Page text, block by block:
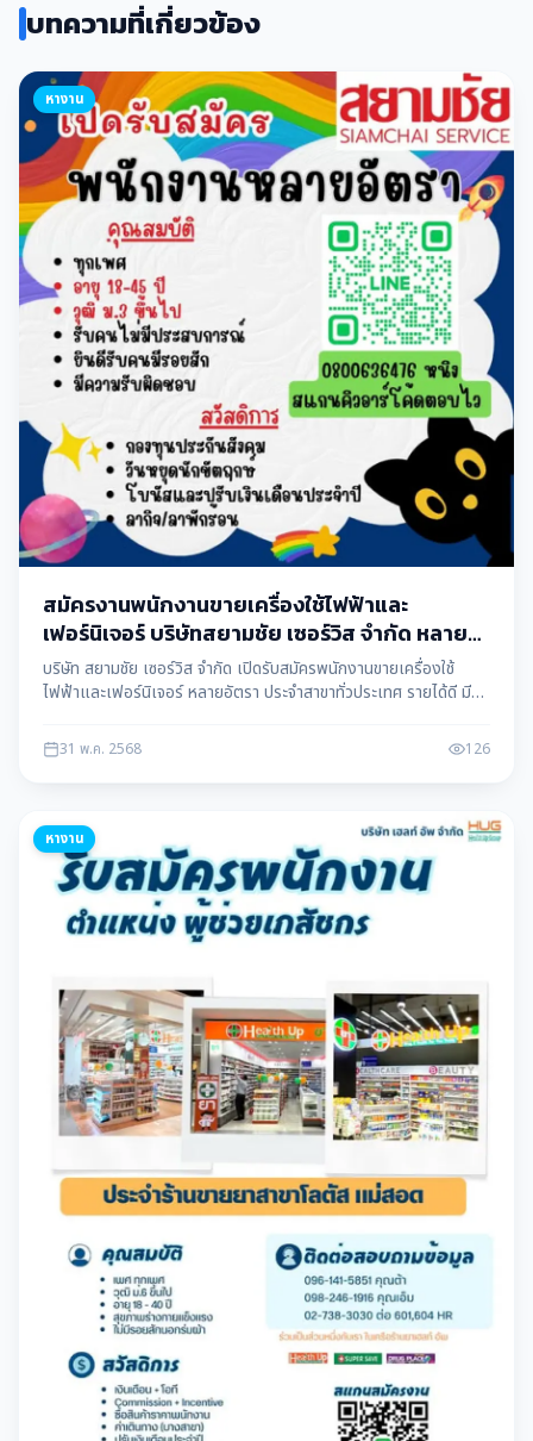
บทความที่เกี่ยวข้อง
หางาน
สมัครงานพนักงานขายเครื่องใช้ไฟฟ้าและ
เฟอร์นิเจอร์ บริษัทสยามชัย เซอร์วิส จำกัด หลาย
อัตรา
บริษัท สยามชัย เซอร์วิส จำกัด เปิดรับสมัครพนักงานขายเครื่องใช้
ไฟฟ้าและเฟอร์นิเจอร์ หลายอัตรา ประจำสาขาทั่วประเทศ รายได้ดี มี
31 พ.ค. 2568 126
หางาน